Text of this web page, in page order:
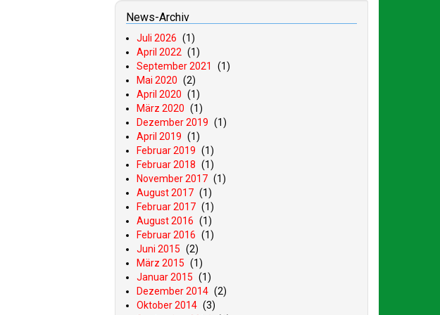
News-Archiv
Juli 2026 (1)
April 2022 (1)
September 2021
(1)
Mai 2020 (2)
April 2020 (1)
März 2020 (1)
Dezember 2019 (1)
April 2019 (1)
Februar 2019 (1)
Februar 2018 (1)
November 2017 (1)
August 2017 (1)
Februar 2017 (1)
August 2016 (1)
Februar 2016 (1)
Juni 2015 (2)
März 2015 (1)
Januar 2015 (1)
Dezember 2014 (2)
Oktober 2014 (3)